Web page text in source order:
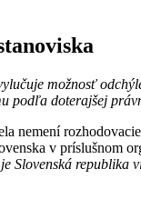
možnosť
podľa doterajšej
nemení
v príslušnom
Slovenská republika